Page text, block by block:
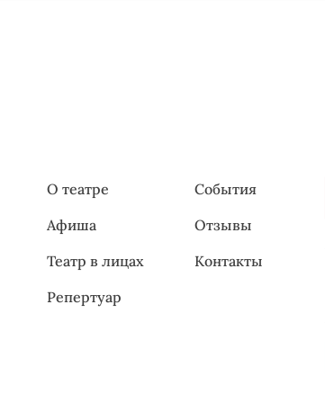
О театре
Афиша
Театр в лицах
Репертуар
События
Отзывы
Контакты